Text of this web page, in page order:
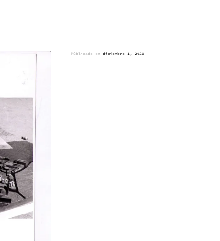
Públicado endiciembre 1, 2020